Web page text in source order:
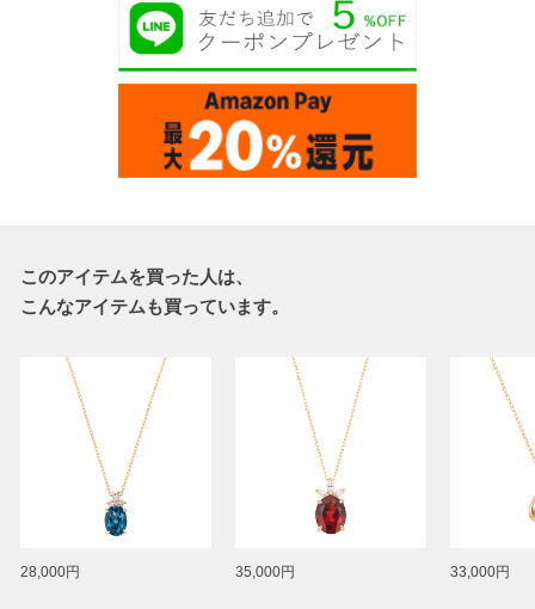
このアイテムを買った人は、
こんなアイテムも買っています。
28,000円 35,000円 33,000円